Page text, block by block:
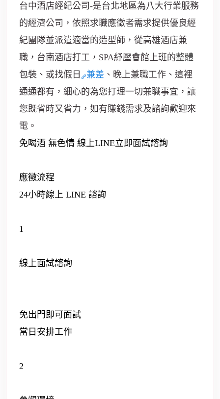
台中酒店經紀公司-是台北地區為八大行業服務
的經濟公司，依照求職應徵者需求提供優良經
紀團隊並派遣適當的造型師，從高雄酒店兼
職，台南酒店打工，SPA紓壓會館上班的整體
包裝、或找假日
兼差 、晚上兼職工作、這裡
通通都有，細心的為您打理一切兼職事宜，讓
您既省時又省力，如有賺錢需求及諮詢歡迎來
電。
免喝酒 無色情 線上LINE立即面試諮詢
應徵流程
24小時線上 LINE 諮詢
1
線上面試諮詢
免出門即可面試
當日安排工作
2